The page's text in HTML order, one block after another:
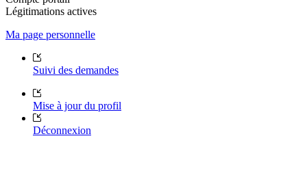
Légitimations actives
Ma page personnelle
Suivi des demandes
Mise à jour du profil
Déconnexion